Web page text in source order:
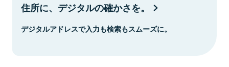
住所に、デジタルの確かさを。
デジタルアドレスで入力も検索もスムーズに。